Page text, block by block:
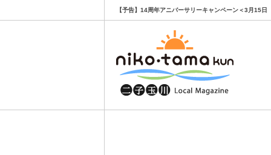
【予告】14周年アニバーサリーキャンペーン＜3月15